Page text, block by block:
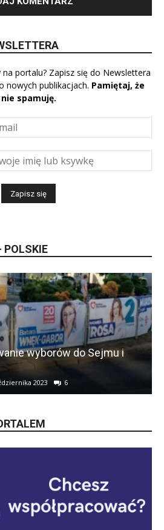
na portalu? Zapisz się do Newslettera
nowych publikacjach. Pamiętaj, że
nie spamuję.
POLSKIE
wyborów do Sejmu i
2023 6